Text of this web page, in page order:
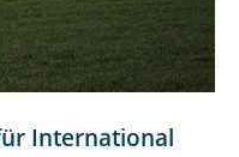
International